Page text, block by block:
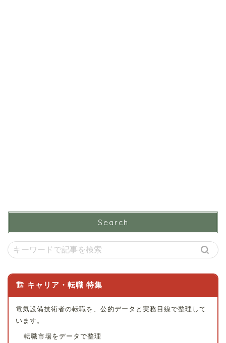
Search
🏗 キャリア・転職 特集
電気設備技術者の転職を、公的データと実務目線で整理して
います。
転職市場をデータで整理